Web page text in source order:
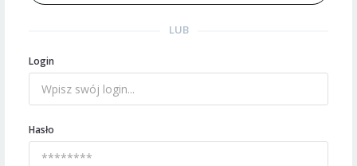
LUB
Login
Hasło